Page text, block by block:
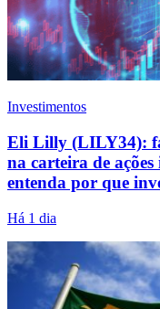
Investimentos
Eli Lilly (LILY34):
na carteira de
entenda por que
Há 1 dia